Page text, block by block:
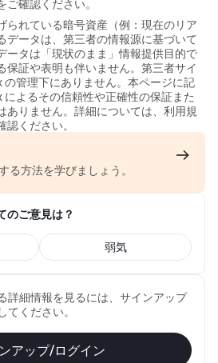
ご確認ください。
られている暗号資産（例：現在のリア
データは、第三者の情報源に基づいて
ータは「現状のまま」情報提供目的で
保証や表明も伴いません。第三者サイ
の管理下にありません。本ページに記
よるその信頼性や正確性の保証また
ありません。詳細については、利用規
ください。
る方法を学びましょう。
のご意見は？
弱気
詳細情報を見るには、サインアップ
てください。
アップ/ログイン